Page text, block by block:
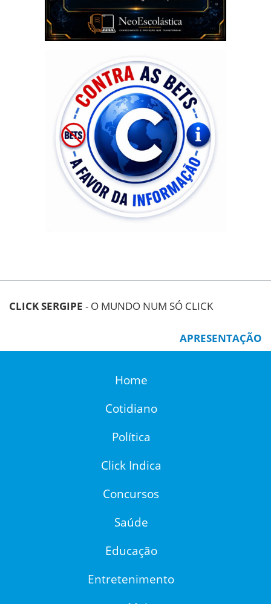
CLICK SERGIPE - O MUNDO NUM SÓ CLICK
APRESENTAÇÃO
Home
Cotidiano
Política
Click Indica
Concursos
Saúde
Educação
Entretenimento